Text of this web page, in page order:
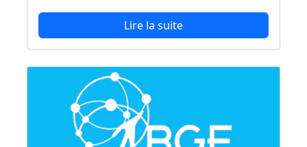
Lire la suite